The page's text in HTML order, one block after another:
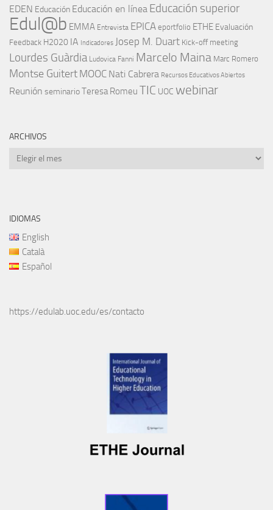
EDEN Educación Educación en línea Educación superior
Edul@b EMMA Entrevista EPICA eportfolio ETHE Evaluación
Feedback H2020 IA Indicadores Josep M. Duart Kick-off meeting
Lourdes Guàrdia Ludovica Fanni Marcelo Maina Marc Romero
Montse Guitert MOOC Nati Cabrera Recursos Educativos Abiertos
Reunión seminarioTeresa Romeu TIC UOC webinar
ARCHIVOS
Archivos
IDIOMAS
English
Català
Español
https://edulab.uoc.edu/es/contacto